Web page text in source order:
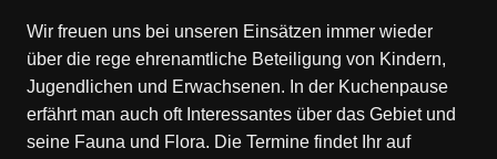
Wir freuen uns bei unseren Einsätzen immer wieder
über die rege ehrenamtliche Beteiligung von Kindern,
Jugendlichen und Erwachsenen. In der Kuchenpause
erfährt man auch oft Interessantes über das Gebiet und
seine Fauna und Flora. Die Termine findet Ihr auf